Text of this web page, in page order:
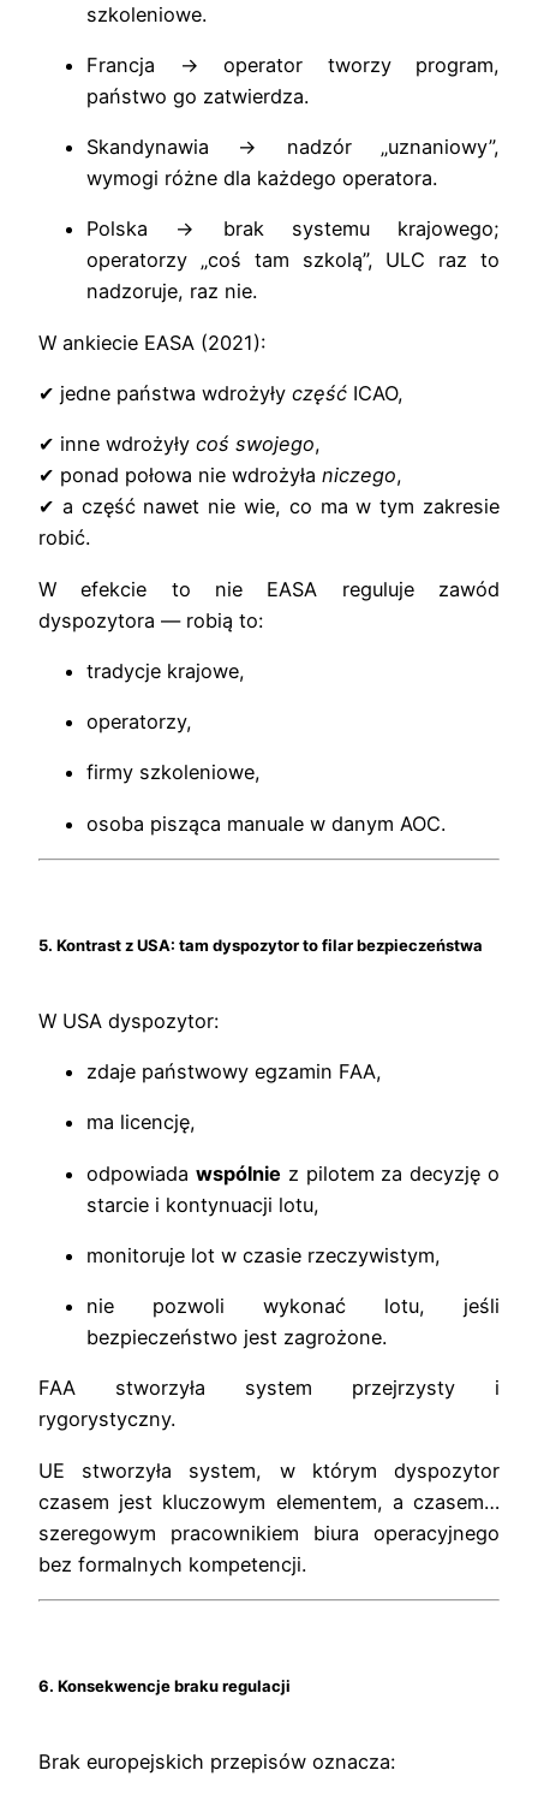
szkoleniowe.
Francja → operator tworzy program,
państwo go zatwierdza.
Skandynawia → nadzór „uznaniowy”,
wymogi różne dla każdego operatora.
Polska → brak systemu krajowego;
operatorzy „coś tam szkolą”, ULC raz to
nadzoruje, raz nie.
W ankiecie EASA (2021):
✔ jedne państwa wdrożyły część ICAO,
✔ inne wdrożyły coś swojego,
✔ ponad połowa nie wdrożyła niczego,
✔ a część nawet nie wie, co ma w tym zakresie
robić.
W efekcie to nie EASA reguluje zawód
dyspozytora — robią to:
tradycje krajowe,
operatorzy,
firmy szkoleniowe,
osoba pisząca manuale w danym AOC.
5. Kontrast z USA: tam dyspozytor to filar bezpieczeństwa
W USA dyspozytor:
zdaje państwowy egzamin FAA,
ma licencję,
odpowiada wspólnie z pilotem za decyzję o
starcie i kontynuacji lotu,
monitoruje lot w czasie rzeczywistym,
nie pozwoli wykonać lotu, jeśli
bezpieczeństwo jest zagrożone.
FAA stworzyła system przejrzysty i
rygorystyczny.
UE stworzyła system, w którym dyspozytor
czasem jest kluczowym elementem, a czasem…
szeregowym pracownikiem biura operacyjnego
bez formalnych kompetencji.
6. Konsekwencje braku regulacji
Brak europejskich przepisów oznacza: